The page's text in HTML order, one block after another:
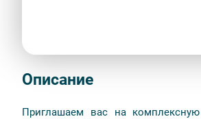
Описание
Приглашаем вас на